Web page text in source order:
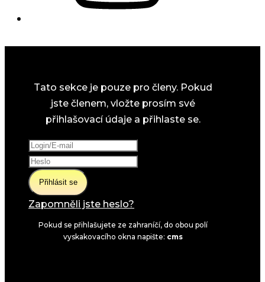
Tato sekce je pouze pro členy. Pokud
jste členem, vložte prosím své
přihlašovací údaje a přihlaste se.
Přihlásit se
Zapomněli jste heslo?
Pokud se přihlašujete ze zahraníčí, do obou polí
vyskakovacího okna napište: cms